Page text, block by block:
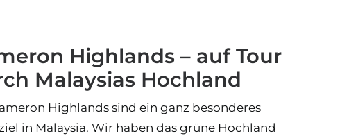
Highlands – auf Tour
Malaysias Hochland
Highlands sind ein ganz besonderes
in Malaysia. Wir haben das grüne Hochland